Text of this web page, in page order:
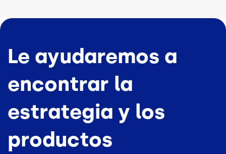
Le ayudaremos a
encontrar la
estrategia y los
productos